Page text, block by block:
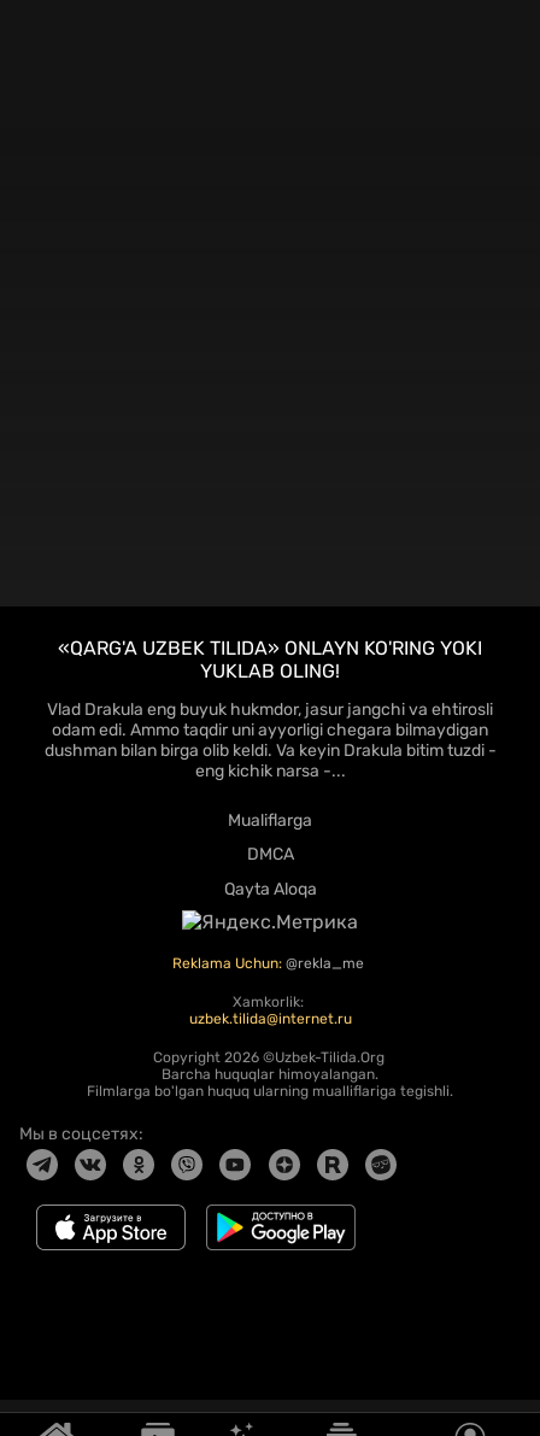
«QARG'A UZBEK TILIDA» ONLAYN KO'RING YOKI
YUKLAB OLING!
Vlad Drakula eng buyuk hukmdor, jasur jangchi va ehtirosli
odam edi. Ammo taqdir uni ayyorligi chegara bilmaydigan
dushman bilan birga olib keldi. Va keyin Drakula bitim tuzdi -
eng kichik narsa -...
Mualiflarga
DMCA
Qayta Aloqa
Reklama Uchun: @rekla_me
Xamkorlik:
uzbek.tilida@internet.ru
Copyright 2026 ©Uzbek-Tilida.Org
Barcha huquqlar himoyalangan.
Filmlarga bo'lgan huquq ularning mualliflariga tegishli.
Мы в соцсетях: